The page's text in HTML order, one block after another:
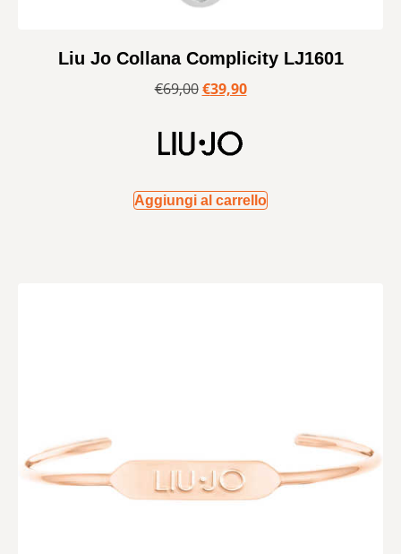
Liu Jo Collana Complicity LJ1601
€69,00 €39,90
Aggiungi al carrello